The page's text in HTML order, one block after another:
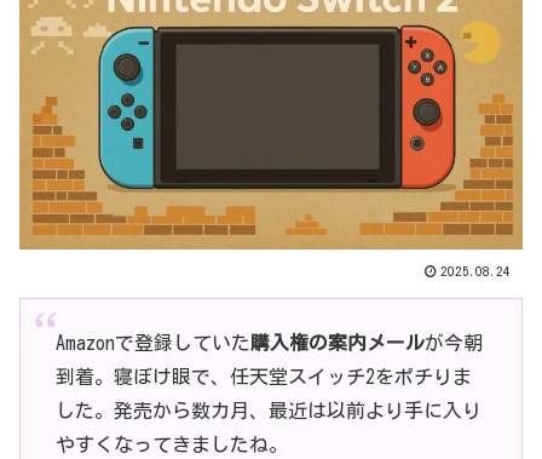
2025.08.24
Amazonで登録していた購入権の案内メールが今朝
到着。寝ぼけ眼で、任天堂スイッチ2をポチりま
した。発売から数カ月、最近は以前より手に入り
やすくなってきましたね。